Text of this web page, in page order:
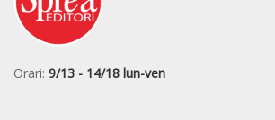
Orari: 9/13 - 14/18 lun-ven